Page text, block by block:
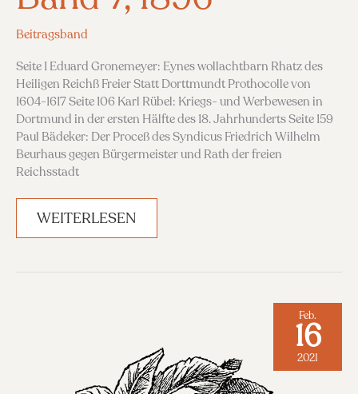
Beitragsband
Seite 1 Eduard Gronemeyer: Eynes wollachtbarn Rhatz des
Heiligen Reichß Freier Statt Dorttmundt Prothocolle von
1604-1617 Seite 106 Karl Rübel: Kriegs- und Werbewesen in
Dortmund in der ersten Hälfte des 18. Jahrhunderts Seite 159
Paul Bädeker: Der Proceß des Syndicus Friedrich Wilhelm
Beurhaus gegen Bürgermeister und Rath der freien
Reichsstadt
BAND
WEITERLESEN
Feb.
16
2021